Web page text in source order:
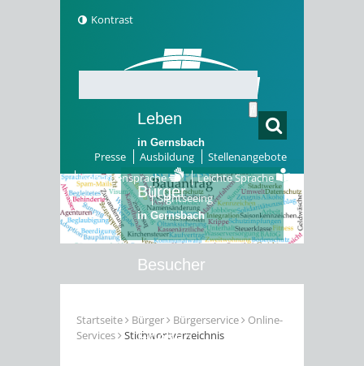
Kontrast
Presse Ausbildung
Stellenangebote
Gebärdensprache
Leichte Sprache
Sightseeing
Leben
in Gernsbach
Bürger
in Gernsbach
Besucher
Erleben
Startseite Bürger Bürgerservice
Online-
Services
Stichwortverzeichnis